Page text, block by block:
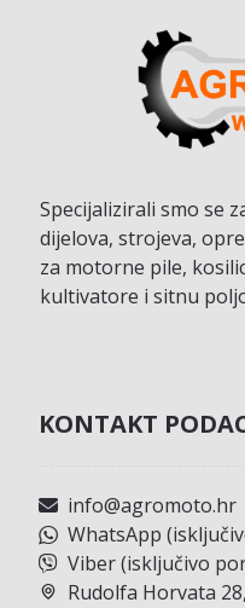
Specijalizirali smo se
dijelova, strojeva,
za motorne pile,
kultivatore i sitnu
KONTAKT
info@agromoto.hr
WhatsApp
Viber (isključivo
Rudolfa Horvata